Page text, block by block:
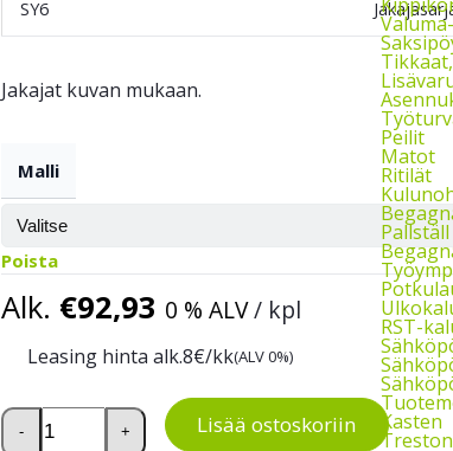
Peilit
Matot
Ritilät
RST-
Kasten
SY6
Jakajat kuvan mukaan.
Malli
Poista
Alk. €92,93 0 % ALV/ kpl
Leasing hinta alk.8€/kk(ALV 0%)
Jakajasarja 2 Handy Industrial -laatikostoihin
- + Lisää ostoskoriin